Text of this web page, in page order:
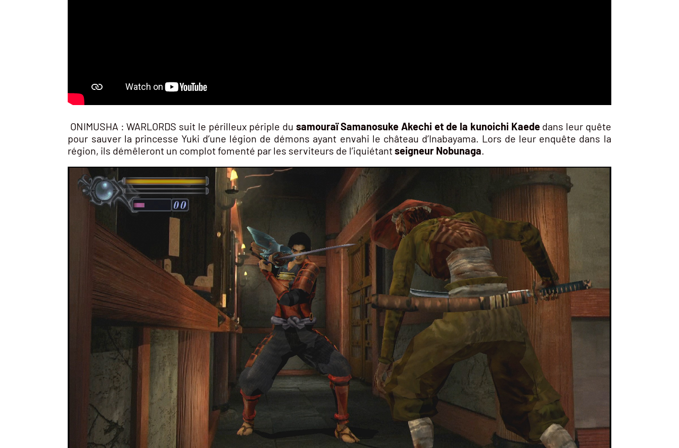
ONIMUSHA : WARLORDS suit le périlleux périple du samouraï Samanosuke Akechi et de la kunoichi Kaededans leur quête
pour sauver la princesse Yuki d’une légion de démons ayant envahi le château d’Inabayama. Lors de leur enquête dans la
région, ils démêleront un complot fomenté par les serviteurs de l’iquiétantseigneur Nobunaga.